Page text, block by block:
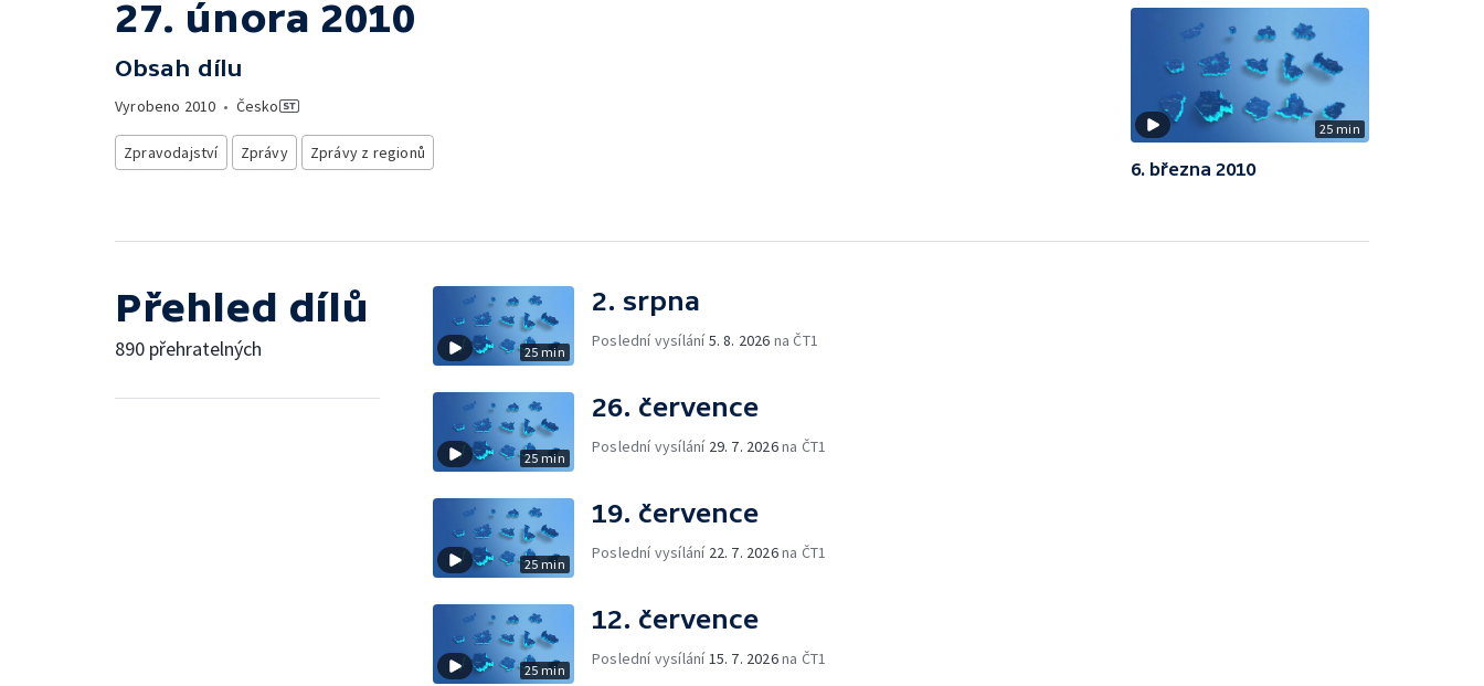
27. února 2010
Obsah dílu
Vyrobeno 2010 • Česko
Zpravodajství Zprávy Zprávy z regionů
25 min
6. března 2010
Přehled dílů
890 přehratelných 25 min
2. srpna
Poslední vysílání5. 8. 2026 na ČT1
25 min
26. července
Poslední vysílání 29. 7. 2026na ČT1
25 min
19. července
Poslední vysílání 22. 7. 2026na ČT1
25 min
12. července
Poslední vysílání 15. 7. 2026na ČT1